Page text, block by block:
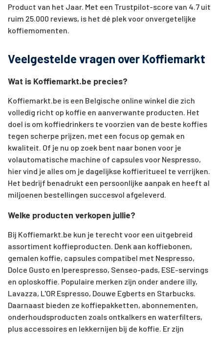
Product van het Jaar. Met een Trustpilot-score van 4.7 uit
ruim 25.000 reviews, is het dé plek voor onvergetelijke
koffiemomenten.
Veelgestelde vragen over Koffiemarkt
Wat is Koffiemarkt.be precies?
Koffiemarkt.be is een Belgische online winkel die zich
volledig richt op koffie en aanverwante producten. Het
doel is om koffiedrinkers te voorzien van de beste koffies
tegen scherpe prijzen, met een focus op gemak en
kwaliteit. Of je nu op zoek bent naar bonen voor je
volautomatische machine of capsules voor Nespresso,
hier vind je alles om je dagelijkse koffieritueel te verrijken.
Het bedrijf benadrukt een persoonlijke aanpak en heeft al
miljoenen bestellingen succesvol afgeleverd.
Welke producten verkopen jullie?
Bij Koffiemarkt.be kun je terecht voor een uitgebreid
assortiment koffieproducten. Denk aan koffiebonen,
gemalen koffie, capsules compatibel met Nespresso,
Dolce Gusto en Iperespresso, Senseo-pads, ESE-servings
en oploskoffie. Populaire merken zijn onder andere illy,
Lavazza, L'OR Espresso, Douwe Egberts en Starbucks.
Daarnaast bieden ze koffiepakketten, abonnementen,
onderhoudsproducten zoals ontkalkers en waterfilters,
plus accessoires en lekkernijen bij de koffie. Er zijn